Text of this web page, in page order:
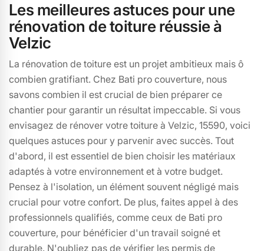
Les meilleures astuces pour une
rénovation de toiture réussie à
Velzic
La rénovation de toiture est un projet ambitieux mais ô
combien gratifiant. Chez Bati pro couverture, nous
savons combien il est crucial de bien préparer ce
chantier pour garantir un résultat impeccable. Si vous
envisagez de rénover votre toiture à Velzic, 15590, voici
quelques astuces pour y parvenir avec succès. Tout
d'abord, il est essentiel de bien choisir les matériaux
adaptés à votre environnement et à votre budget.
Pensez à l'isolation, un élément souvent négligé mais
crucial pour votre confort. De plus, faites appel à des
professionnels qualifiés, comme ceux de Bati pro
couverture, pour bénéficier d'un travail soigné et
durable. N'oubliez pas de vérifier les permis de